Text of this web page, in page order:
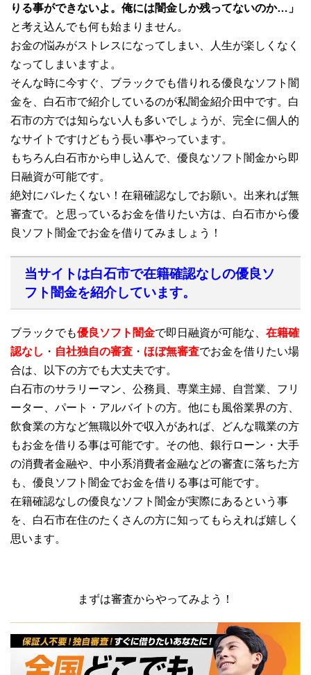
りる事ができないよ。俺には闇金しか残ってないのか…」
と考え込んでも何も始まりません。
お金の悩みがストレスになってしまい、人生が楽しくなく
なってしまいますよ。
そんな時に今すぐ、ブラックでも借りれる優良なソフト闇
金を、白石市で紹介しているのが私闇金紹介田中です。白
石市の方では知らない人も多いでしょうが、完全に個人的
なサイトですけどもう長い事やっています。
もちろん白石市から申し込んで、優良なソフト闇金から即
日融資が可能です。
絶対にバレたくない！在籍確認なしでお願い。出来れば無
審査で。と思っているお金を借りたい方は、白石市から優
良ソフト闇金でお金を借りてみましょう！
当サイトは白石市で在籍確認なしの優良ソ
フト闇金を紹介しています。
ブラックでも優良ソフト闇金で即日融資が可能な、 在籍確
認なし ・ 自社独自の審査 ・ ほぼ無審査でお金を借りたい場
合は、以下の方でも大丈夫です。
白石市のサラリーマン、公務員、専業主婦、自営業、フリ
ーター、パート・アルバイトの方。他にも風俗業界の方、
飲食業の方など無職以外で収入があれば、どんな職業の方
もお金を借りる事は可能です。その他、銀行ローン・大手
の消費者金融や、中小系消費者金融などの審査に落ちた方
も、優良ソフト闇金でお金を借りる事は可能です。
在籍確認なしの優良なソフト闇金が実際にあるという事
を、白石市在住のたくさんの方に知ってもらえれば嬉しく
思います。
まずは審査からやってみよう！